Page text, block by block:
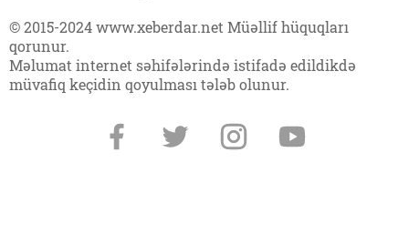
© 2015-2024 www.xeberdar.net Müəllif hüquqları
qorunur.
Məlumat internet səhifələrində istifadə edildikdə
müvafiq keçidin qoyulması tələb olunur.